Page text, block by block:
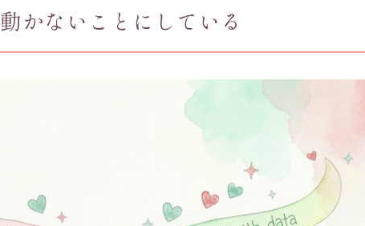
かないことにしている